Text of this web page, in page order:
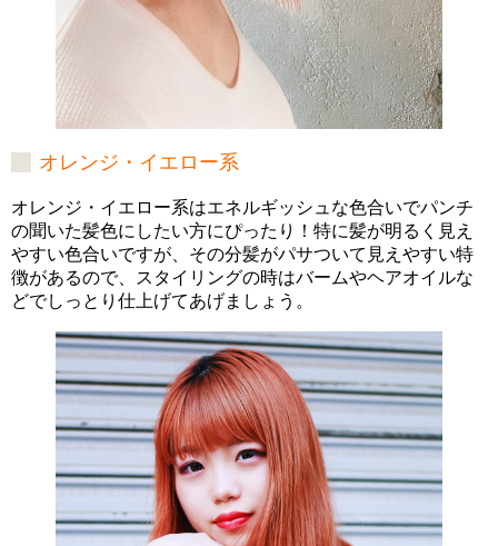
オレンジ・イエロー系
オレンジ・イエロー系はエネルギッシュな色合いでパンチ
の聞いた髪色にしたい方にぴったり！特に髪が明るく見え
やすい色合いですが、その分髪がパサついて見えやすい特
徴があるので、スタイリングの時はバームやヘアオイルな
どでしっとり仕上げてあげましょう。